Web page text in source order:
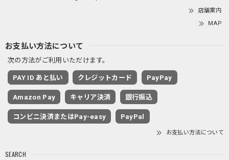
店舗案内
MAP
お支払い方法について
次の方法がご利用いただけます。
PAY ID あと払い クレジットカード PayPay
Amazon Pay キャリア決済 銀行振込
コンビニ決済またはPay-easy PayPal
お支払い方法について
SEARCH